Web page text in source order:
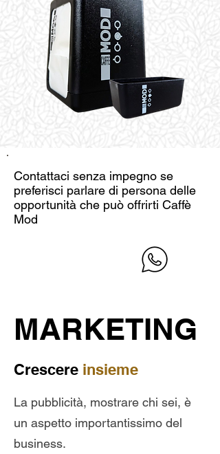
Contattaci senza impegno se
preferisci parlare di persona delle
opportunità che può offrirti Caffè
Mod
MARKETING
Crescere insieme
La pubblicità, mostrare chi sei, è
un aspetto importantissimo del
business.